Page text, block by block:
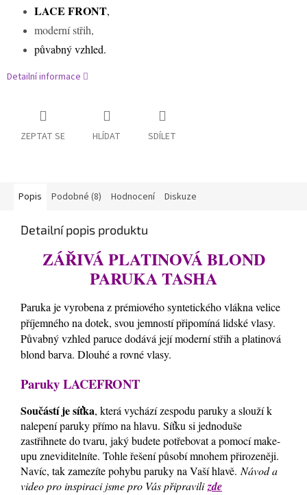
LACE FRONT,
moderní střih,
půvabný vzhled.
Detailní informace
ZEPTAT SE HLÍDAT SDÍLET
Popis Podobné (8) Hodnocení Diskuze
Detailní popis produktu
ZÁŘIVÁ PLATINOVÁ BLOND
PARUKA TASHA
Paruka je vyrobena z prémiového syntetického vlákna velice
příjemného na dotek, svou jemností připomíná lidské vlasy.
Půvabný vzhled paruce dodává její moderní střih a platinová
blond barva. Dlouhé a rovné vlasy.
Paruky LACEFRONT
Součástí je síťka, která vychází zespodu paruky a slouží k
nalepení paruky přímo na hlavu. Síťku si jednoduše
zastřihnete do tvaru, jaký budete potřebovat a pomocí make-
upu zneviditelníte. Tohle řešení působí mnohem přirozeněji.
Navíc, tak zamezíte pohybu paruky na Vaší hlavě. Návod a
video pro inspiraci jsme pro Vás připravilizde